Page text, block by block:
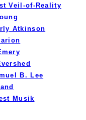
Veil-of-Reality
Atkinson
B. Lee
Musik